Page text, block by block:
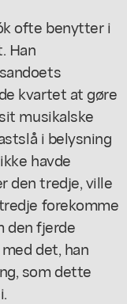
ofte benytter i
Han
kvartet at gøre
musikalske
i belysning
havde
den tredje, ville
forekomme
den fjerde
det, han
som dette